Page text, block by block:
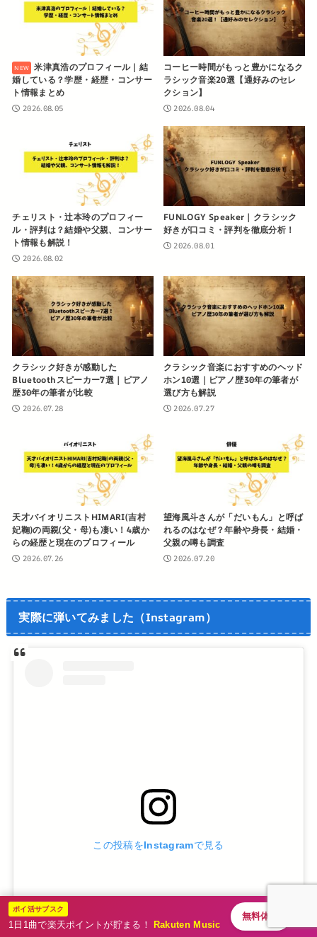
米津真浩のプロフィール｜結
婚している？学歴・経歴・コンサー
ト情報まとめ
2026.08.05
コーヒー時間がもっと豊かになるク
ラシック音楽20選【通好みのセレ
クション】
2026.08.04
チェリスト・辻本玲のプロフィー
ル・評判は？結婚や父親、コンサー
ト情報も解説！
2026.08.02
FUNLOGY Speaker｜クラシック
好きが口コミ・評判を徹底分析！
2026.08.01
クラシック好きが感動した
Bluetoothスピーカー7選｜ピアノ
歴30年の筆者が比較
2026.07.28
クラシック音楽におすすめのヘッド
ホン10選｜ピアノ歴30年の筆者が
選び方も解説
2026.07.27
天才バイオリニストHIMARI(吉村
妃鞠)の両親(父・母)も凄い！4歳か
らの経歴と現在のプロフィール
2026.07.26
望海風斗さんが「だいもん」と呼ば
れるのはなぜ？年齢や身長・結婚・
父親の噂も調査
2026.07.20
ポイ活サブスク
1日1曲で楽天ポイントが貯まる！ Rakuten Music
無料体験
実際に弾いてみました（Instagram）
この投稿をInstagramで見る